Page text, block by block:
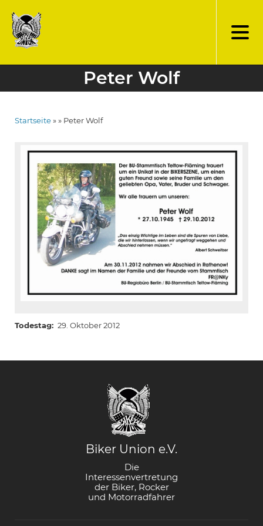
zum
Inhalt
Peter Wolf
Startseite Peter Wolf
Todestag 29. Oktober 2012
Biker Union e.V.
Die
Interessenvertretung
der Biker, Rocker
und Motorradfahrer